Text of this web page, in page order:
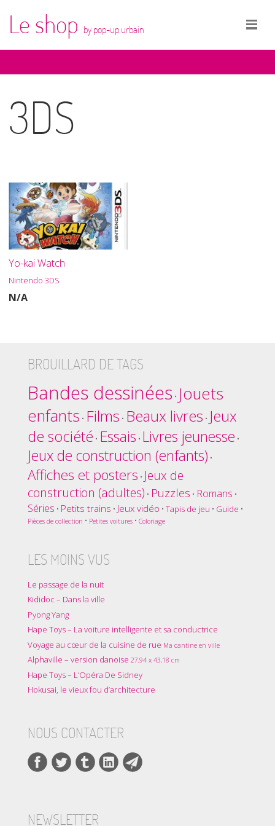
Le shop by pop-up urbain
3DS
Yo-kai Watch
Nintendo 3DS
N/A
BROUILLARD DE TAGS
Bandes dessinées• Jouets
enfants • Films • Beaux livres • Jeux
de société • Essais • Livres jeunesse •
Jeux de construction (enfants) •
Affiches et posters • Jeux de
construction (adultes) • Puzzles • Romans •
Séries • Petits trains • Jeux vidéo • Tapis de jeu • Guide •
Pièces de collection • Petites voitures• Coloriage
LES MOINS VUS
Le passage de la nuit
Kididoc – Dans la ville
Pyong Yang
Hape Toys – La voiture intelligente et sa conductrice
Voyage au cœur de la cuisine de rue Ma cantine en ville
Alphaville – version danoise 27,94 x 43,18 cm
Hape Toys – L’Opéra De Sidney
Hokusai, le vieux fou d’architecture
NOUS CONTACTER
NEWSLETTER